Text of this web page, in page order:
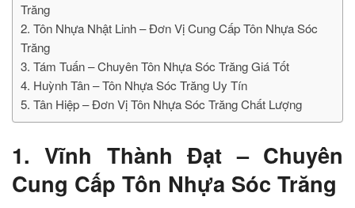
Trăng
2. Tôn Nhựa Nhật Linh – Đơn Vị Cung Cấp Tôn Nhựa Sóc
Trăng
3. Tám Tuấn – Chuyên Tôn Nhựa Sóc Trăng Giá Tốt
4. Huỳnh Tân – Tôn Nhựa Sóc Trăng Uy Tín
5. Tân Hiệp – Đơn Vị Tôn Nhựa Sóc Trăng Chất Lượng
1. Vĩnh Thành Đạt – Chuyên
Cung Cấp Tôn Nhựa Sóc Trăng